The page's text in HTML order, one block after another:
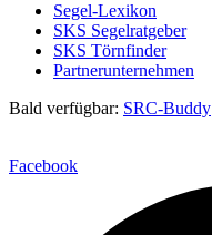
Segel-Lexikon
SKS Segelratgeber
SKS Törnfinder
Partnerunternehmen
Bald verfügbar: SRC-Buddy
Facebook